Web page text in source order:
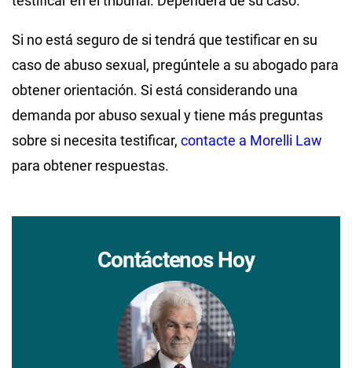
Si no está seguro de si tendrá que testificar en su
caso de abuso sexual, pregúntele a su abogado para
obtener orientación. Si está considerando una
demanda por abuso sexual y tiene más preguntas
sobre si necesita testificar, contacte a Morelli Law
para obtener respuestas.
Contáctenos Hoy